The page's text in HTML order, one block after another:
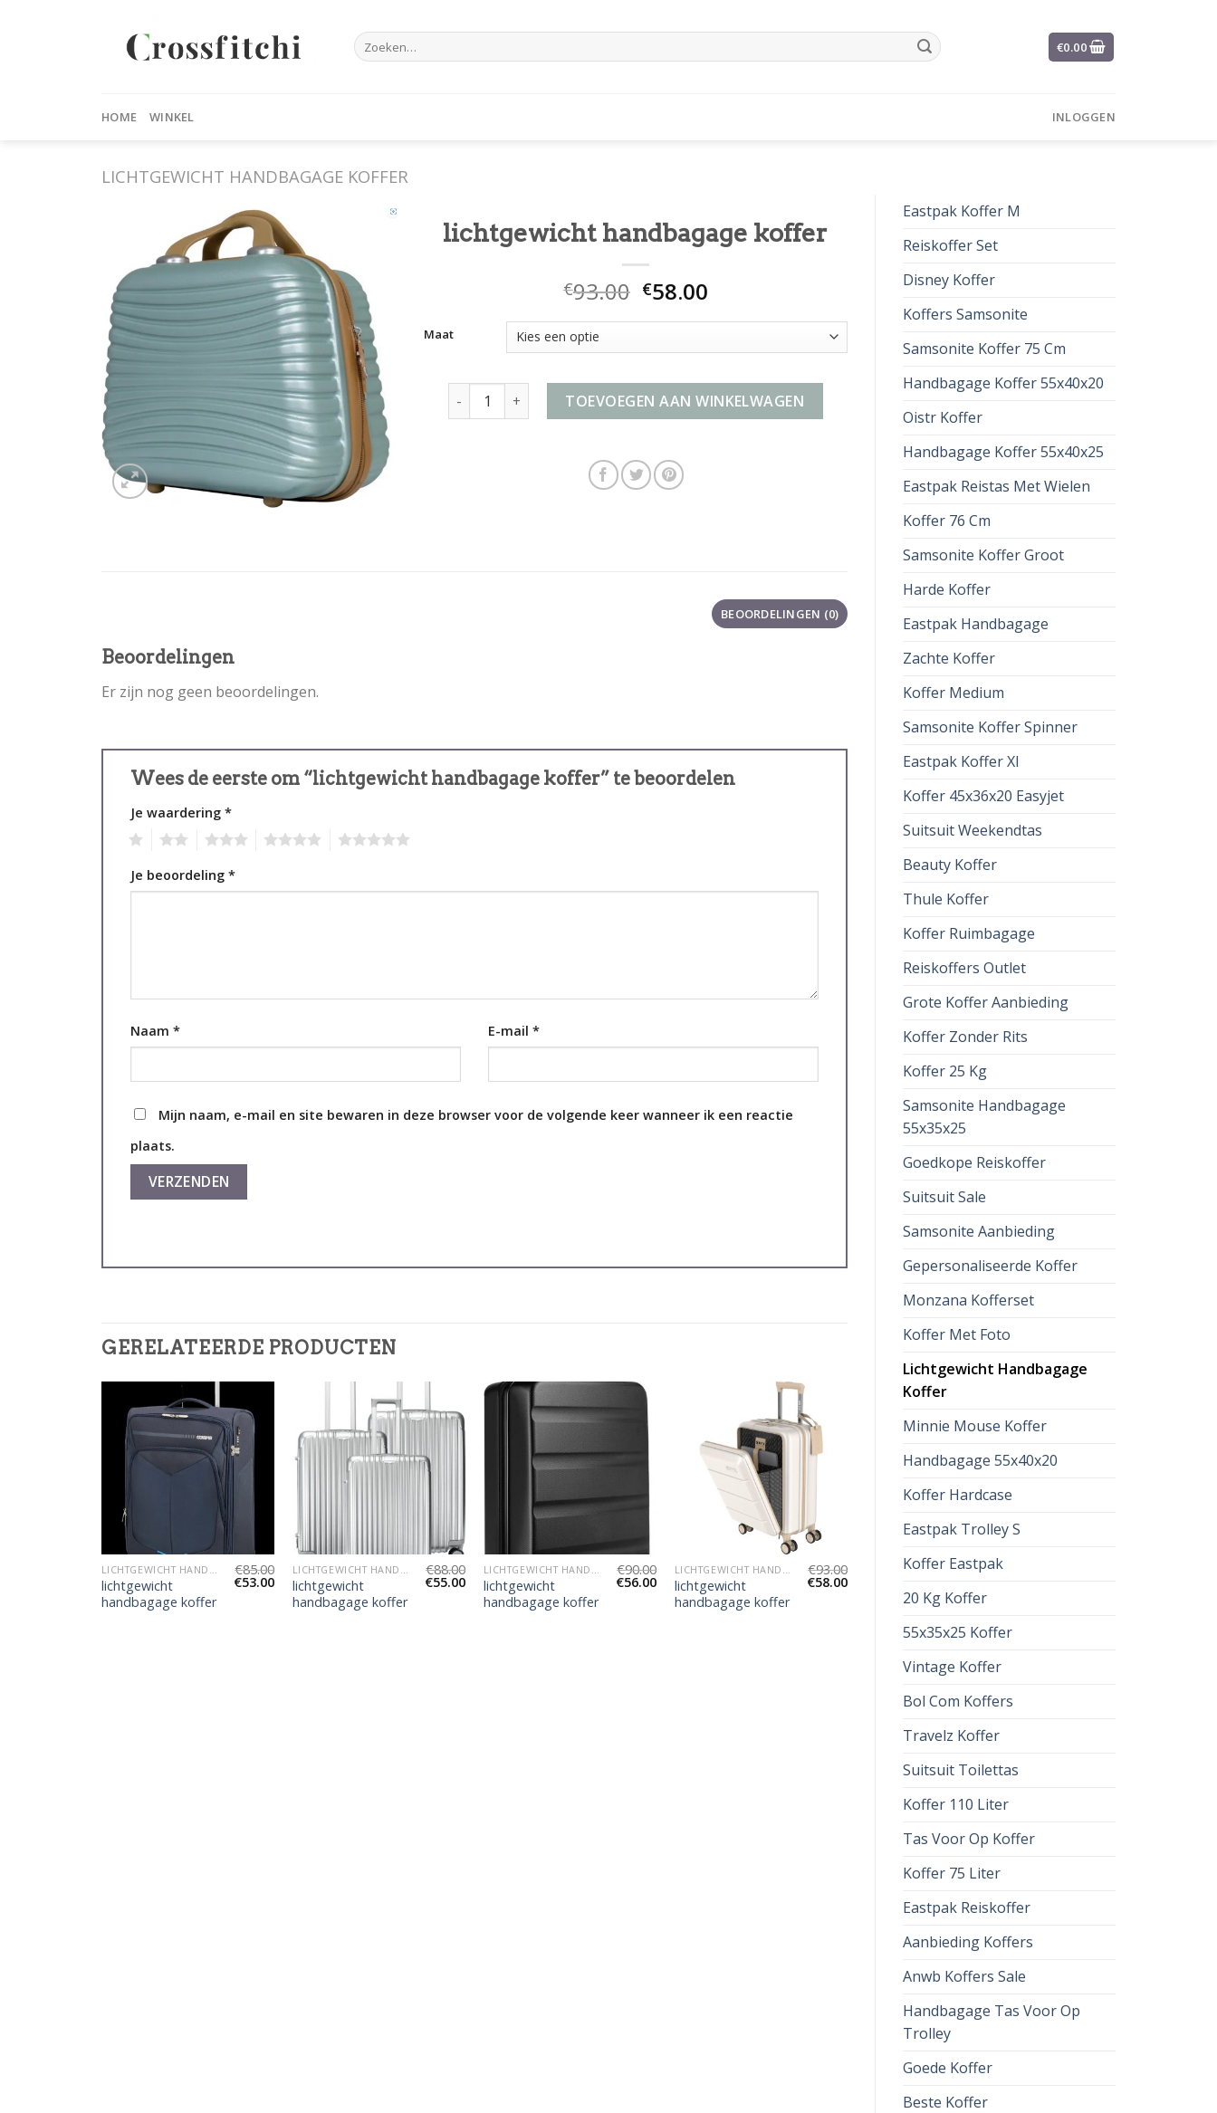
Zoeken
naar:
€0.00
HOME WINKEL INLOGGEN
LICHTGEWICHT HANDBAGAGE KOFFER
Eastpak Koffer M
Reiskoffer Set
Disney Koffer
Koffers Samsonite
Samsonite Koffer 75 Cm
Handbagage Koffer 55x40x20
Oistr Koffer
Handbagage Koffer 55x40x25
Eastpak Reistas Met Wielen
Koffer 76 Cm
Samsonite Koffer Groot
Harde Koffer
Eastpak Handbagage
Zachte Koffer
Koffer Medium
Samsonite Koffer Spinner
Eastpak Koffer Xl
Koffer 45x36x20 Easyjet
Suitsuit Weekendtas
Beauty Koffer
Thule Koffer
Koffer Ruimbagage
Reiskoffers Outlet
Grote Koffer Aanbieding
Koffer Zonder Rits
Koffer 25 Kg
Samsonite Handbagage
55x35x25
Goedkope Reiskoffer
Suitsuit Sale
Samsonite Aanbieding
Gepersonaliseerde Koffer
Monzana Kofferset
Koffer Met Foto
Lichtgewicht Handbagage
Koffer
Minnie Mouse Koffer
Handbagage 55x40x20
Koffer Hardcase
Eastpak Trolley S
Koffer Eastpak
20 Kg Koffer
55x35x25 Koffer
Vintage Koffer
Bol Com Koffers
Travelz Koffer
Suitsuit Toilettas
Koffer 110 Liter
Tas Voor Op Koffer
Koffer 75 Liter
Eastpak Reiskoffer
Aanbieding Koffers
Anwb Koffers Sale
Handbagage Tas Voor Op
Trolley
Goede Koffer
Beste Koffer
lichtgewicht handbagage koffer
€93.00 €58.00
Maat
lichtgewicht handbagage koffer aantal
TOEVOEGEN AAN WINKELWAGEN
BEOORDELINGEN (0)
Beoordelingen
Er zijn nog geen beoordelingen.
Wees de eerste om “lichtgewicht handbagage koffer” te beoordelen
Je waardering *
Je beoordeling *
Naam * E-mail *
Mijn naam, e-mail en site bewaren in deze browser voor de volgende keer wanneer ik een reactie
plaats.
GERELATEERDE PRODUCTEN
LICHTGEWICHT HANDBAGAGE KOFFER
lichtgewicht
handbagage koffer
€85.00
€53.00
LICHTGEWICHT HANDBAGAGE KOFFER
lichtgewicht
handbagage koffer
€88.00
€55.00
LICHTGEWICHT HANDBAGAGE KOFFER
lichtgewicht
handbagage koffer
€90.00
€56.00
LICHTGEWICHT HANDBAGAGE KOFFER
lichtgewicht
handbagage koffer
€93.00
€58.00